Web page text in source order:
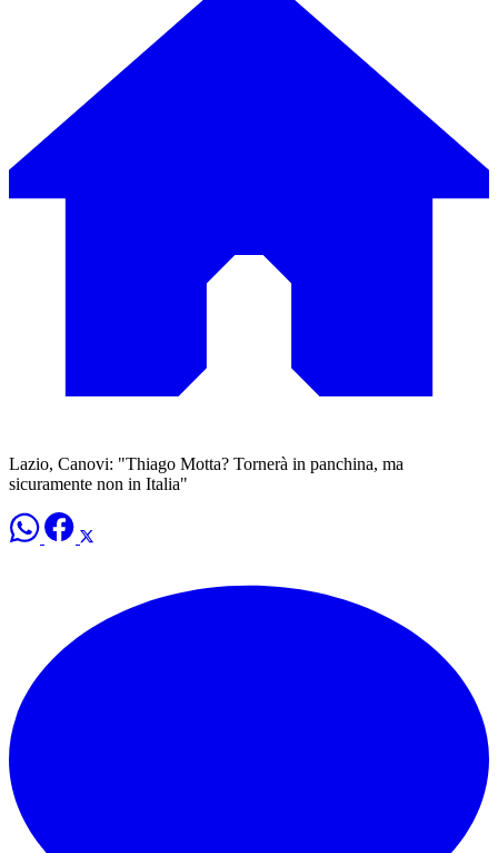
Lazio, Canovi: "Thiago Motta? Tornerà in panchina, ma
sicuramente non in Italia"